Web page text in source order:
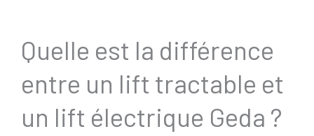
Quelle est la différence
entre un lift tractable et
un lift électrique Geda ?